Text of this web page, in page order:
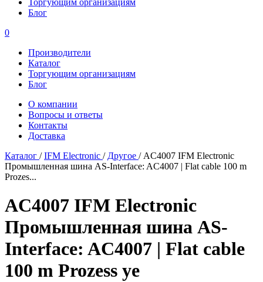
Торгующим организациям
Блог
0
Производители
Каталог
Торгующим организациям
Блог
О компании
Вопросы и ответы
Контакты
Доставка
Каталог /IFM Electronic / Другое / AC4007 IFM Electronic
Промышленная шина AS-Interface: AC4007 |‌ Flat cable 100 m
Prozes...
AC4007 IFM Electronic
Промышленная шина AS-
Interface: AC4007 |‌ Flat cable
100 m Prozess ye